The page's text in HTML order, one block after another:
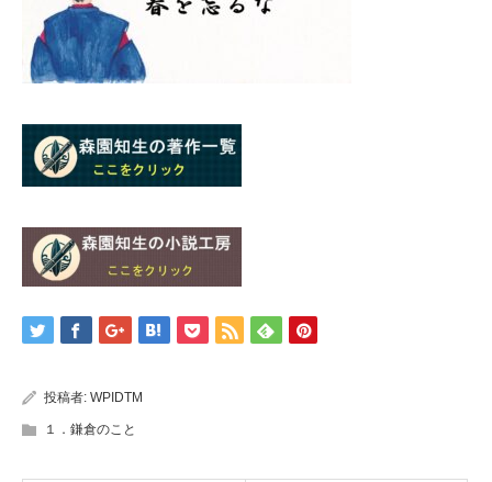
投稿者: WPIDTM
１．鎌倉のこと